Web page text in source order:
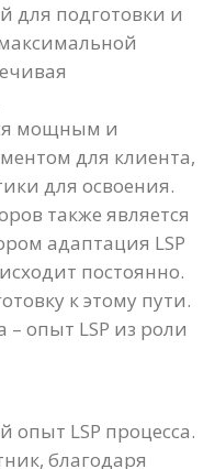
для подготовки и
мощным и
для клиента,
для освоения.
также является
адаптация LSP
постоянно.
к этому пути.
опыт LSP из роли
опыт LSP процесса.
благодаря